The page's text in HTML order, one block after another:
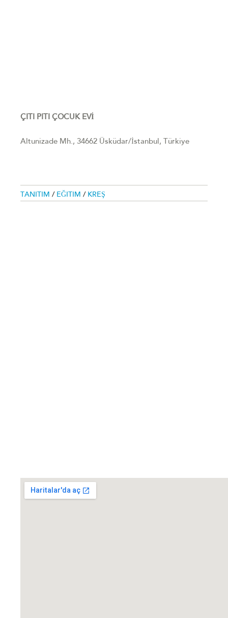
ÇITI PITI ÇOCUK EVİ
Altunizade Mh., 34662 Üsküdar/İstanbul, Türkiye ‎
TANITIM / EĞITIM / KREŞ